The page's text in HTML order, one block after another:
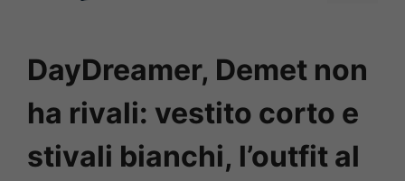
DayDreamer, Demet non
ha rivali: vestito corto e
stivali bianchi, l’outfit al